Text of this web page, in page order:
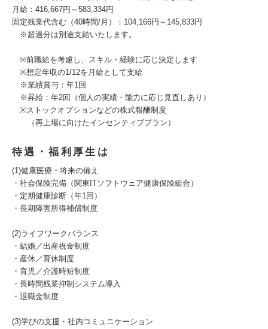
月給：416,667円～583,334円
固定残業代含む（40時間/月）：104,166円～145,833円
※超過分は別途支給いたします。
※前職給を考慮し、スキル・経験に応じ決定します
※想定年収の1/12を月給として支給
※業績賞与：年1回
※昇給：年2回（個人の実績・能力に応じ見直しあり）
※ストックオプションなどの株式報酬制度
（再上場に向けたインセンティブプラン）
待遇・福利厚生は
(1)健康医療・将来の備え
・社会保険完備（関東ITソフトウェア健康保険組合）
・定期健康診断（年1回）
・長期障害所得補償制度
(2)ライフワークバランス
・結婚／出産祝金制度
・産休／育休制度
・育児／介護時短制度
・長時間残業抑制システム導入
・退職金制度
(3)学びの支援・社内コミュニケーション